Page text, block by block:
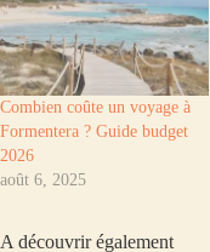
Combien coûte un voyage à
Formentera ? Guide budget
2026
août 6, 2025
A découvrir également